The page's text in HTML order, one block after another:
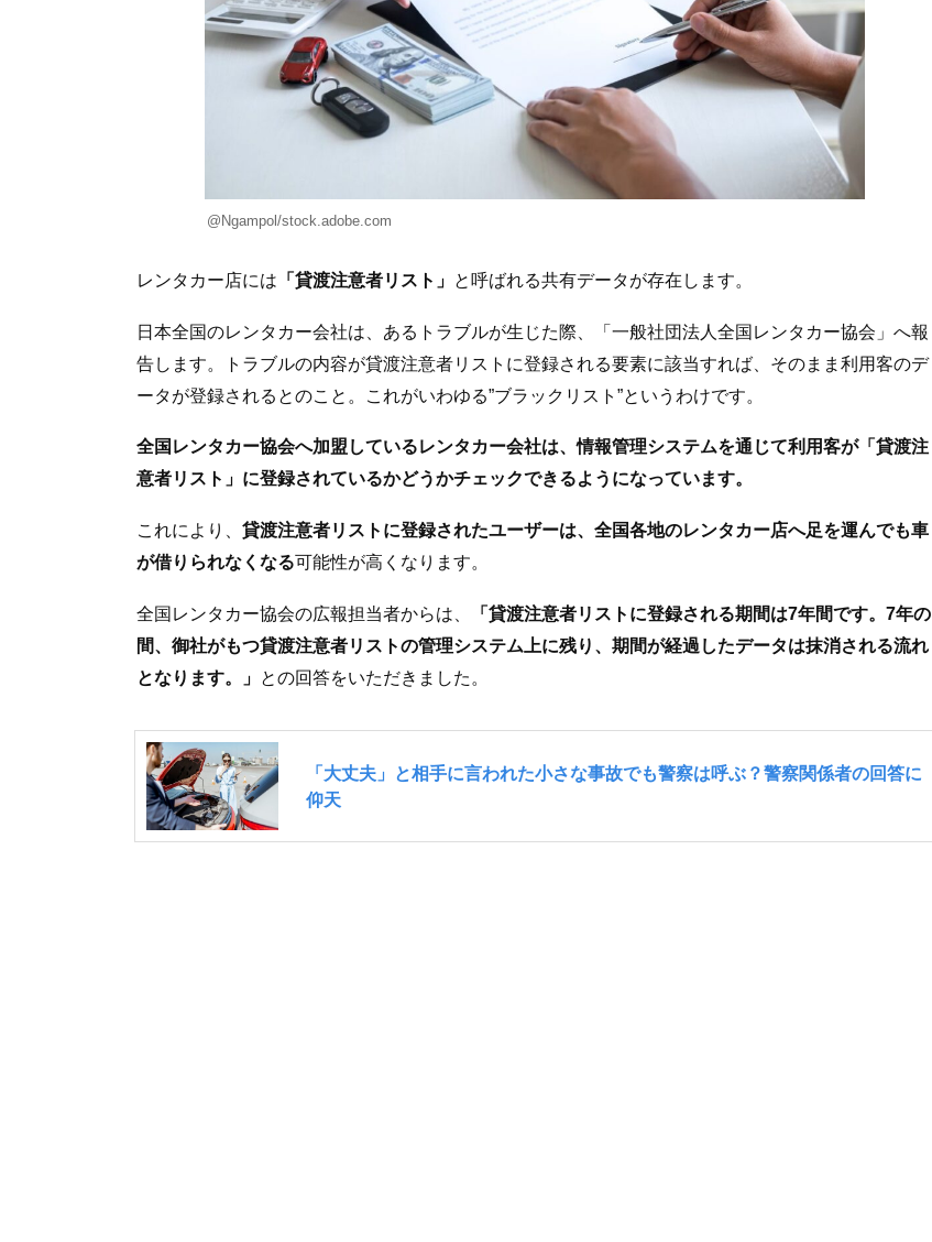
@Ngampol/stock.adobe.com
レンタカー店には 「貸渡注意者リスト」 と呼ばれる共有データが存在します。
日本全国のレンタカー会社は、あるトラブルが生じた際、「一般社団法人全国レンタカー協会」へ報
告します。トラブルの内容が貸渡注意者リストに登録される要素に該当すれば、そのまま利用客のデ
ータが登録されるとのこと。これがいわゆる”ブラックリスト”というわけです。
全国レンタカー協会へ加盟しているレンタカー会社は、情報管理システムを通じて利用客が「貸渡注
意者リスト」に登録されているかどうかチェックできるようになっています。
これにより、 貸渡注意者リストに登録されたユーザーは、全国各地のレンタカー店へ足を運んでも車
が借りられなくなる可能性が高くなります。
全国レンタカー協会の広報担当者からは、
「貸渡注意者リストに登録される期間は7年間です。7年の
間、御社がもつ貸渡注意者リストの管理システム上に残り、期間が経過したデータは抹消される流れ
となります。」 との回答をいただきました。